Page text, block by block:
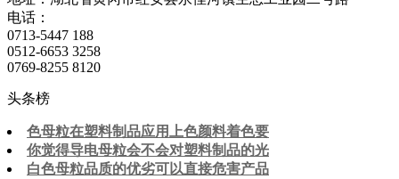
电话：
0713-5447 188
0512-6653 3258
0769-8255 8120
头条榜
色母粒在塑料制品应用上色颜料着色要
你觉得导电母粒会不会对塑料制品的光
白色母粒品质的优劣可以直接危害产品